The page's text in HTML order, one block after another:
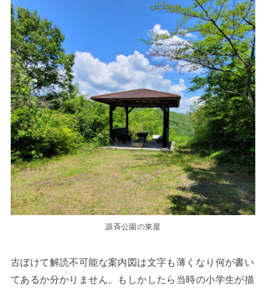
源斉公園の東屋
古ぼけて解読不可能な案内図は文字も薄くなり何が書い
てあるか分かりません。もしかしたら当時の小学生が描